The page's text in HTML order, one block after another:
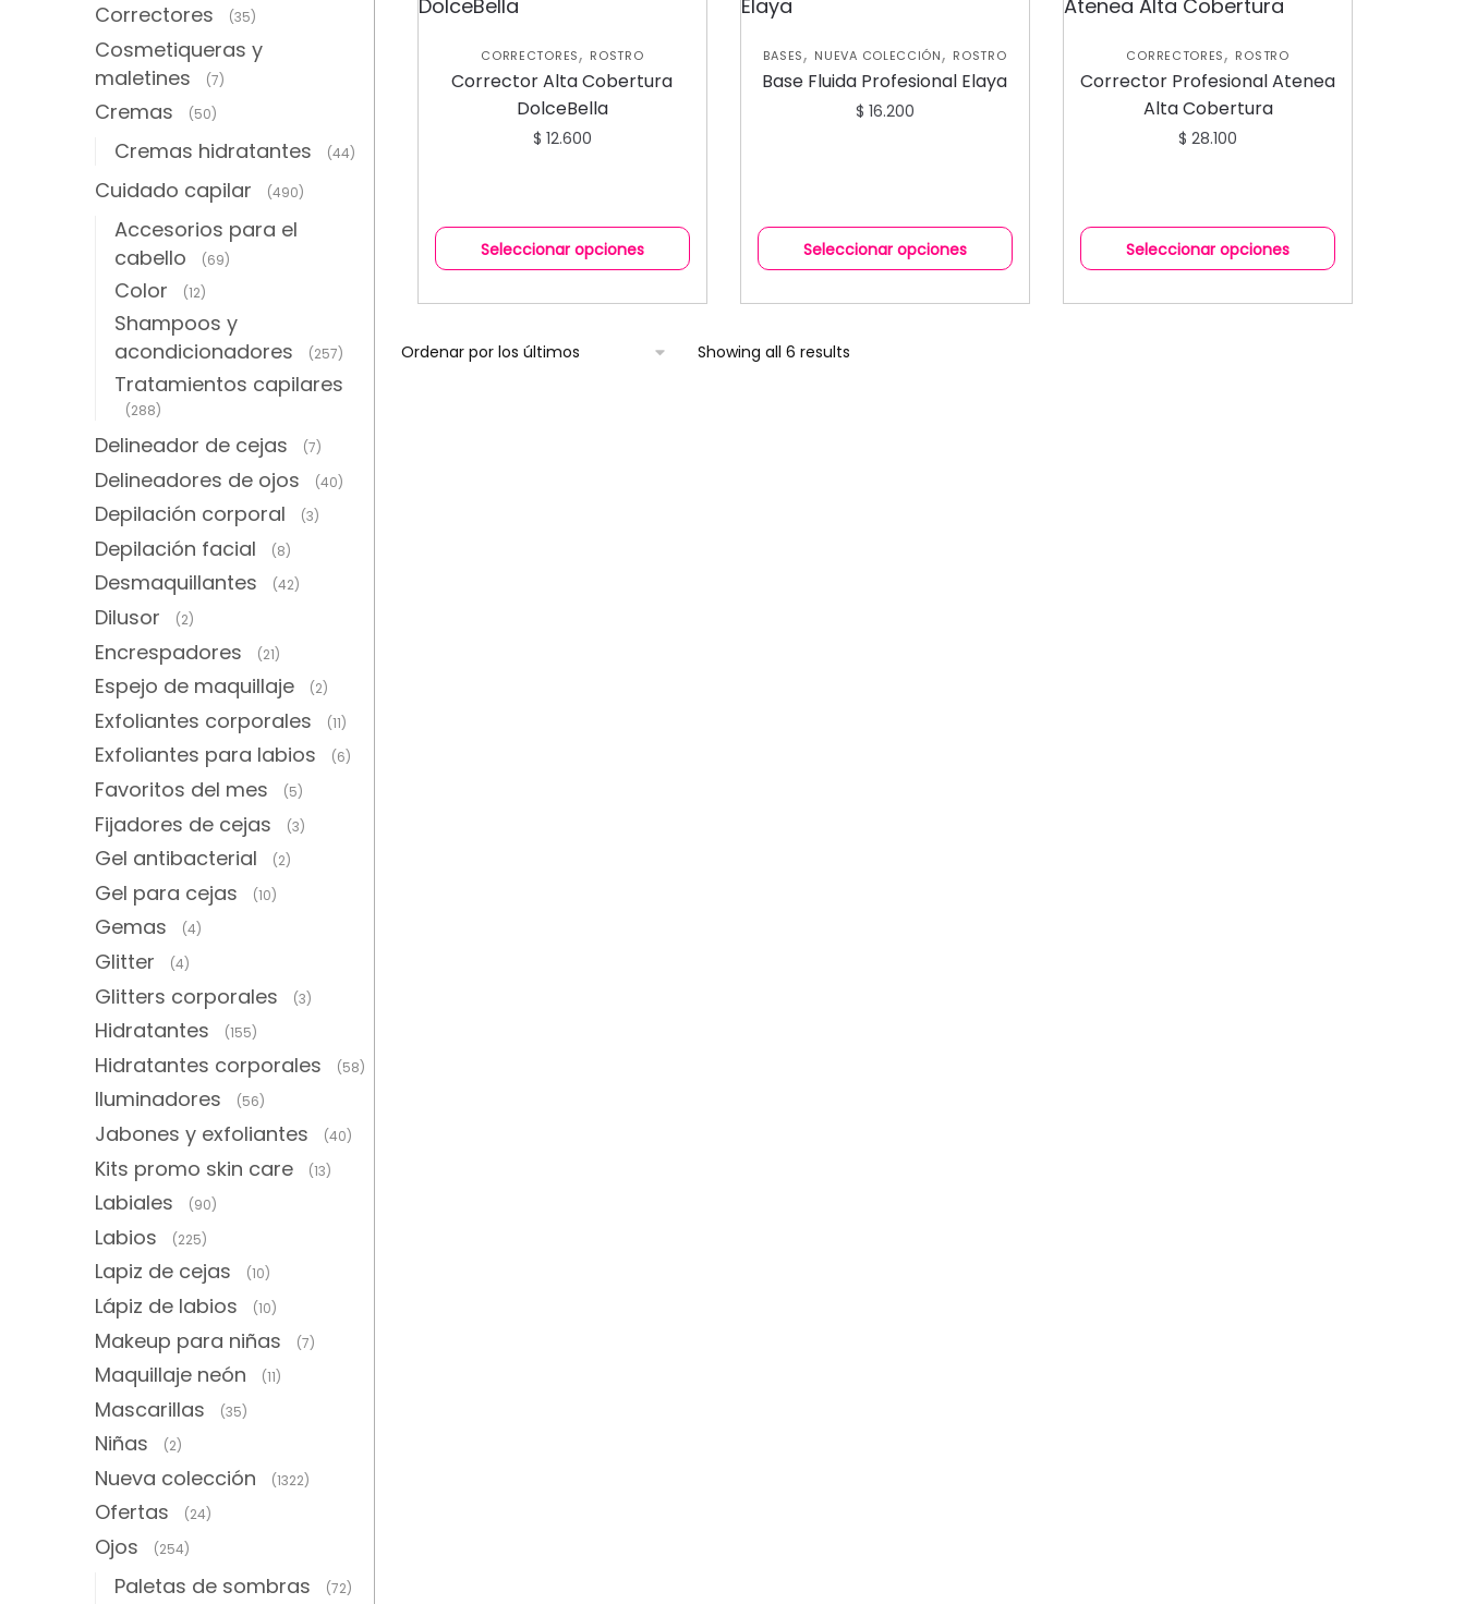
CORRECTORES, ROSTRO
Corrector Alta Cobertura
DolceBella
$ 12.600
Seleccionar opciones
BASES, NUEVA COLECCIÓN, ROSTRO
Base Fluida Profesional Elaya
$ 16.200
Seleccionar opciones
CORRECTORES, ROSTRO
Corrector Profesional Atenea
Alta Cobertura
$ 28.100
Seleccionar opciones
Showing all 6 results
Correctores (35)
Cosmetiqueras y
maletines
(7)
Cremas (50)
Cremas hidratantes (44)
Cuidado capilar (490)
Accesorios para el
cabello
(69)
Color (12)
Shampoos y
acondicionadores
(257)
Tratamientos capilares
(288)
Delineador de cejas (7)
Delineadores de ojos (40)
Depilación corporal (3)
Depilación facial (8)
Desmaquillantes (42)
Dilusor (2)
Encrespadores (21)
Espejo de maquillaje (2)
Exfoliantes corporales (11)
Exfoliantes para labios (6)
Favoritos del mes (5)
Fijadores de cejas (3)
Gel antibacterial (2)
Gel para cejas (10)
Gemas (4)
Glitter (4)
Glitters corporales (3)
Hidratantes (155)
Hidratantes corporales (58)
Iluminadores (56)
Jabones y exfoliantes (40)
Kits promo skin care (13)
Labiales (90)
Labios (225)
Lapiz de cejas (10)
Lápiz de labios (10)
Makeup para niñas (7)
Maquillaje neón (11)
Mascarillas (35)
Niñas (2)
Nueva colección (1322)
Ofertas (24)
Ojos (254)
Paletas de sombras (72)